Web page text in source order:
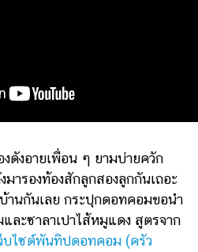
อายเพื่อน ๆ ยามบ่ายควัก
ารองท้องสักลูกสองลูกกันเถอะ
านกันเลย กระปุกดอทคอมขอนำ
และซาลาเปาไส้หมูแดง สูตรจาก
ไซต์พันทิปดอทคอม (ครัว